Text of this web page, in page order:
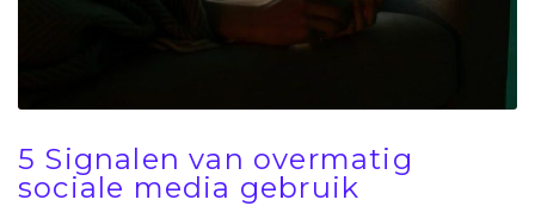
5 Signalen van overmatig
sociale media gebruik